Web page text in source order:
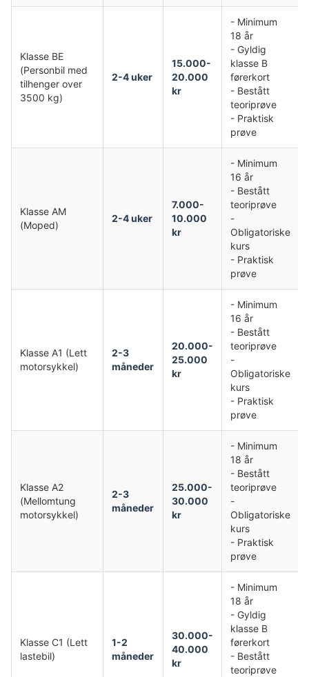
Klasse BE
(Personbil med
tilhenger over
3500 kg)
2-4 uker
15.000-
20.000
kr
- Minimum
18 år
- Gyldig
klasse B
førerkort
- Bestått
teoriprøve
- Praktisk
prøve
Klasse AM
(Moped)
2-4 uker
7.000-
10.000
kr
- Minimum
16 år
- Bestått
teoriprøve
-
Obligatoriske
kurs
- Praktisk
prøve
Klasse A1 (Lett
motorsykkel)
2-3
måneder
20.000-
25.000
kr
- Minimum
16 år
- Bestått
teoriprøve
-
Obligatoriske
kurs
- Praktisk
prøve
Klasse A2
(Mellomtung
motorsykkel)
2-3
måneder
25.000-
30.000
kr
- Minimum
18 år
- Bestått
teoriprøve
-
Obligatoriske
kurs
- Praktisk
prøve
Klasse C1 (Lett
lastebil)
1-2
måneder
30.000-
40.000
kr
- Minimum
18 år
- Gyldig
klasse B
førerkort
- Bestått
teoriprøve